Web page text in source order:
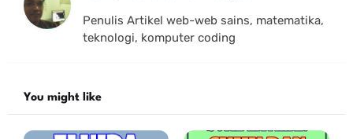
Penulis Artikel web-web sains, matematika,
teknologi, komputer coding
You might like